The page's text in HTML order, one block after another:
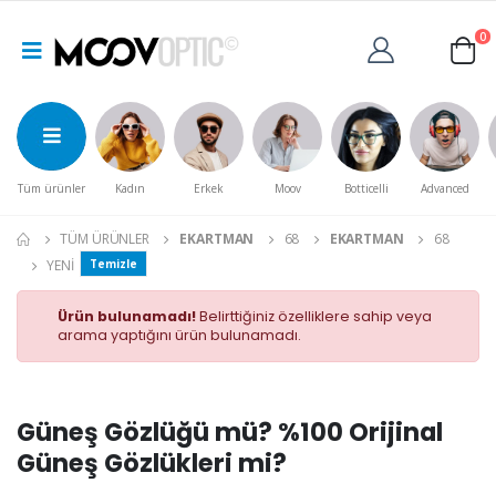
0
Tüm ürünler Kadın Erkek Moov Botticelli Advanced
TÜM ÜRÜNLER EKARTMAN 68 EKARTMAN
68
YENI
Temizle
Ürün bulunamadı!Belirttiğiniz özelliklere sahip veya
arama yaptığını ürün bulunamadı.
Güneş Gözlüğü mü? %100 Orijinal
Güneş Gözlükleri mi?